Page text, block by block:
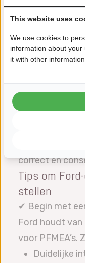
Dit is de
❌ Fout 4:
daadwerkelijk
Ford verwacht
bijgewerkte
❌ Fout 5:
correct en
Tips om
stellen
✔ Begin met
Ford houdt
voor PFMEA’s.
Duidelijke
This website uses
We use cookies to
information about
it with other